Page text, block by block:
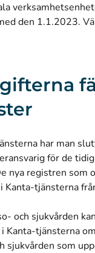
den 1.1.2023.
har man
för de
nya registren som
Kanta-tjänsterna
och sjukvården
Kanta-tjänsterna
sjukvården som